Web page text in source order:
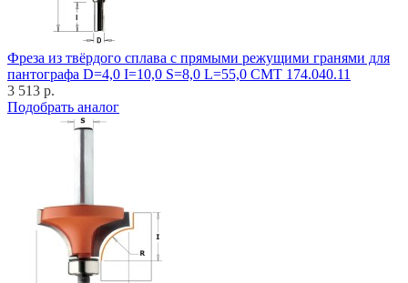
Фреза из твёрдого сплава с прямыми режущими гранями для
пантографа D=4,0 I=10,0 S=8,0 L=55,0 CMT 174.040.11
3 513 р.
Подобрать аналог